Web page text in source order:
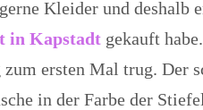
Kleider und deshalb
in Kapstadt gekauft
zum ersten Mal trug. Der
in der Farbe der